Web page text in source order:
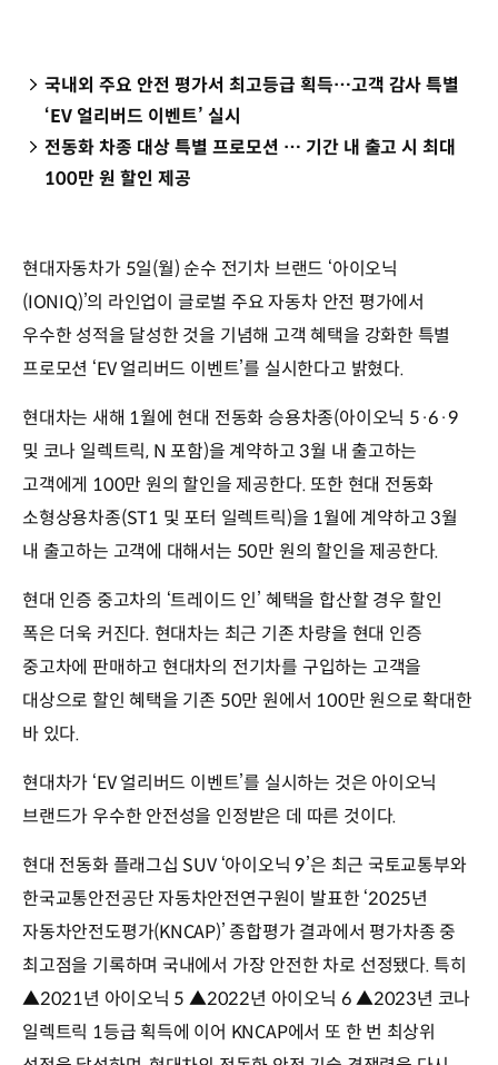
국내외 주요 안전 평가서 최고등급 획득…고객 감사 특별
‘EV 얼리버드 이벤트’ 실시
전동화 차종 대상 특별 프로모션 … 기간 내 출고 시 최대
100만 원 할인 제공
현대자동차가 5일(월) 순수 전기차 브랜드 ‘아이오닉
(IONIQ)’의 라인업이 글로벌 주요 자동차 안전 평가에서
우수한 성적을 달성한 것을 기념해 고객 혜택을 강화한 특별
프로모션 ‘EV 얼리버드 이벤트’를 실시한다고 밝혔다.
현대차는 새해 1월에 현대 전동화 승용차종(아이오닉 5·6·9
및 코나 일렉트릭, N 포함)을 계약하고 3월 내 출고하는
고객에게 100만 원의 할인을 제공한다. 또한 현대 전동화
소형상용차종(ST1 및 포터 일렉트릭)을 1월에 계약하고 3월
내 출고하는 고객에 대해서는 50만 원의 할인을 제공한다.
현대 인증 중고차의 ‘트레이드 인’ 혜택을 합산할 경우 할인
폭은 더욱 커진다. 현대차는 최근 기존 차량을 현대 인증
중고차에 판매하고 현대차의 전기차를 구입하는 고객을
대상으로 할인 혜택을 기존 50만 원에서 100만 원으로 확대한
바 있다.
현대차가 ‘EV 얼리버드 이벤트’를 실시하는 것은 아이오닉
브랜드가 우수한 안전성을 인정받은 데 따른 것이다.
현대 전동화 플래그십 SUV ‘아이오닉 9’은 최근 국토교통부와
한국교통안전공단 자동차안전연구원이 발표한 ‘2025년
자동차안전도평가(KNCAP)’ 종합평가 결과에서 평가차종 중
최고점을 기록하며 국내에서 가장 안전한 차로 선정됐다. 특히
▲2021년 아이오닉 5 ▲2022년 아이오닉 6 ▲2023년 코나
일렉트릭 1등급 획득에 이어 KNCAP에서 또 한 번 최상위